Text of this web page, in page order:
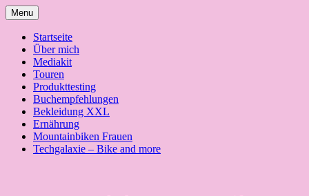
Skip
to
content
Menu
Startseite
Über mich
Mediakit
Touren
Produkttesting
Buchempfehlungen
Bekleidung XXL
Ernährung
Mountainbiken Frauen
Techgalaxie – Bike and more